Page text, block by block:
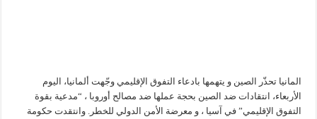
المانيا تحذّر الصين و يتهمها بادعاء التفوق الإقليمي وجّهت ألمانيا، اليوم
الأربعاء، انتقادات ضد الصين بحجة عملها ضد مصالح أوروبا ، “مدعية بقوة
التفوق الإقليمي” في آسيا ، و معرضة الأمن الدولي للخطر. وانتقدت حكومة